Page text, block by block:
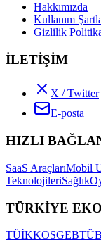
Hakkımızda
Kullanım
Gizlilik
İLETİŞİM
X / Twitter
E-posta
HIZLI
SaaS AraçlarıMobil
TeknolojileriSağlık
TÜRKİYE
TÜİKKOSGEB